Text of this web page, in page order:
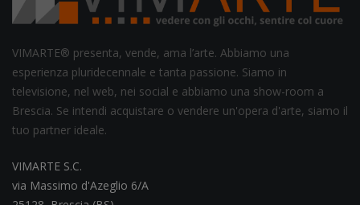
VIMARTE® presenta, vende, ama l’arte. Abbiamo una
esperienza pluridecennale e tanta passione. Siamo in
televisione, nel web, nei social e abbiamo una show-room a
Brescia. Se intendi acquistare o vendere un'opera d'arte, siamo il
tuo partner ideale.
VIMARTE S.C.
via Massimo d'Azeglio 6/A